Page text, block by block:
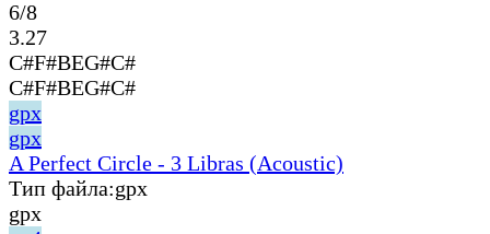
6/8
3.27
C#F#BEG#C#
C#F#BEG#C#
gpx
gpx
A Perfect Circle - 3 Libras (Acoustic)
Тип файла:gpx
gpx